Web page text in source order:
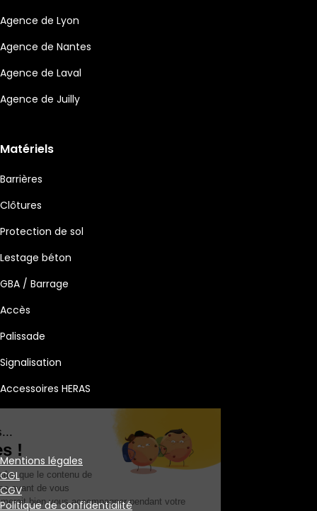
Agence de Lyon
Agence de Nantes
Agence de Laval
Agence de Juilly
Matériels
Barrières
Clôtures
Protection de sol
Lestage béton
GBA / Barrage
Accès
Palissade
Signalisation
Accessoires HERAS
Mentions légales
CGL
CGV
Politique de confidentialité
les Cookies !
On a attendu d'être sûrs que le contenu de
ce site vous intéresse avant de vous
déranger, mais on aimerait bien vous accompagner pendant votre